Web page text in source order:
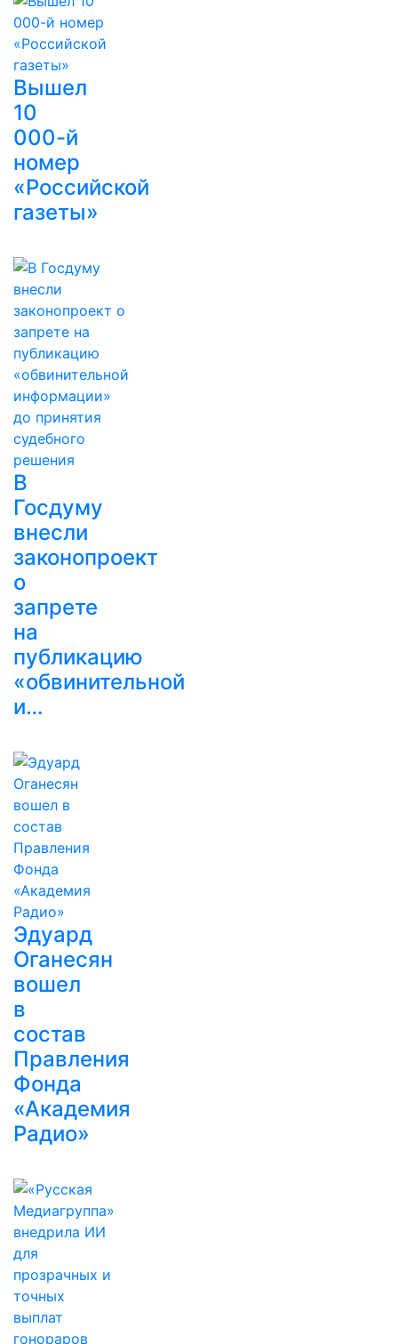
Вышел
10
000-й
номер
«Российской
газеты»
В
Госдуму
внесли
законопроект
о
запрете
на
публикацию
«обвинительной
и…
Эдуард
Оганесян
вошел
в
состав
Правления
Фонда
«Академия
Радио»